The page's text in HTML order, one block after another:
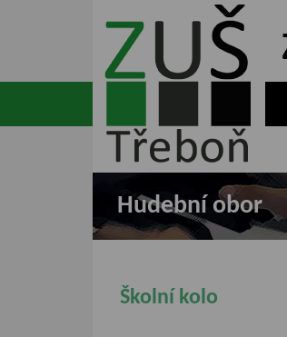
ZUŠ Třeboň -
Základní
umělecká škola
Hudební obor
Školní kolo